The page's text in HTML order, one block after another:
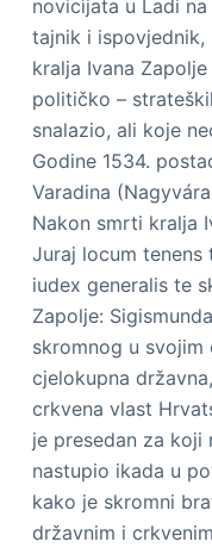
novicijata u Ladi
tajnik i ispovjednik,
kralja Ivana
političko –
snalazio, ali koje
Godine 1534.
Varadina
Nakon smrti kralja
Juraj locum tenens
iudex generalis te
Zapolje:
skromnog u svojim
cjelokupna
crkvena vlast
je presedan za koji
nastupio ikada u
kako je skromni
državnim i